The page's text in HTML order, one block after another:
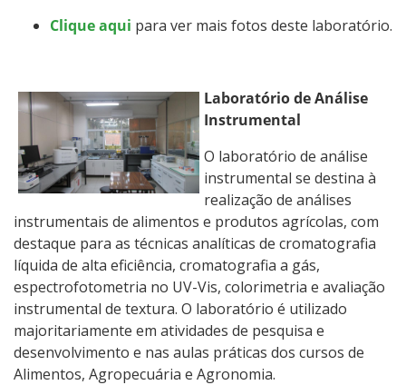
Clique aqui para ver mais fotos deste laboratório.
Laboratório de Análise
Instrumental
O laboratório de análise
instrumental se destina à
realização de análises
instrumentais de alimentos e produtos agrícolas, com
destaque para as técnicas analíticas de cromatografia
líquida de alta eficiência, cromatografia a gás,
espectrofotometria no UV-Vis, colorimetria e avaliação
instrumental de textura. O laboratório é utilizado
majoritariamente em atividades de pesquisa e
desenvolvimento e nas aulas práticas dos cursos de
Alimentos, Agropecuária e Agronomia.